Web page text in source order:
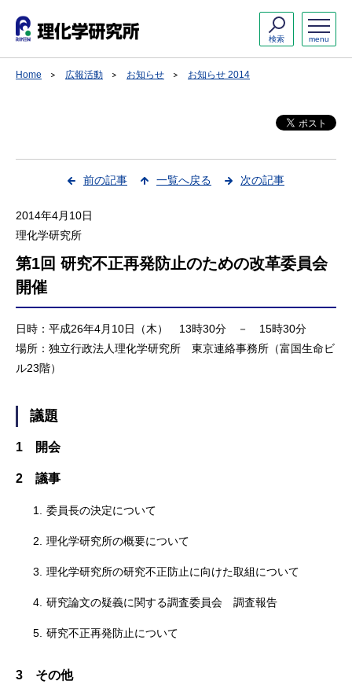
menu
検索
Home 広報活動 お知らせ お知らせ 2014
前の記事 一覧へ戻る 次の記事
2014年4月10日
理化学研究所
第1回 研究不正再発防止のための改革委員会
開催
日時：平成26年4月10日（木） 13時30分 － 15時30分
場所：独立行政法人理化学研究所 東京連絡事務所（富国生命ビ
ル23階）
議題
1 開会
2 議事
1. 委員長の決定について
2. 理化学研究所の概要について
3. 理化学研究所の研究不正防止に向けた取組について
4. 研究論文の疑義に関する調査委員会 調査報告
5. 研究不正再発防止について
3 その他